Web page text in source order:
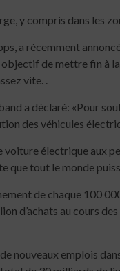
y compris dans les
a récemment
de mettre fin à
vite. .
a déclaré: «Pour
des véhicules
voiture électrique aux
que tout le monde
de chaque 100
d’achats au cours
nouveaux emplois